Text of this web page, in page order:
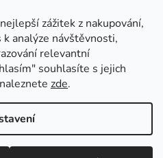
zážitek z nakupování,
analýze návštěvnosti,
relevantní
souhlasíte s jejich
zde.
pro Tebe
nastavení cookies